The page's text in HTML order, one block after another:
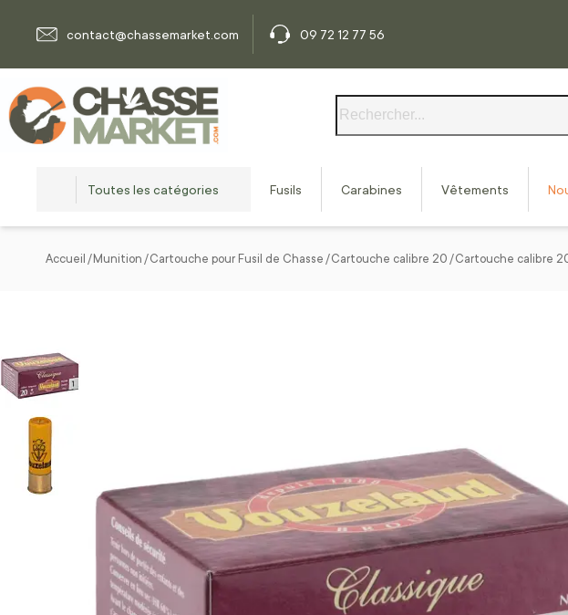
contact@chassemarket.com
09 72 12 77 56
Toutes les catégories Fusils Carabines Vêtements
Accueil Munition Cartouche pour Fusil de Chasse Cartouche calibre 20 Cartouche calibre